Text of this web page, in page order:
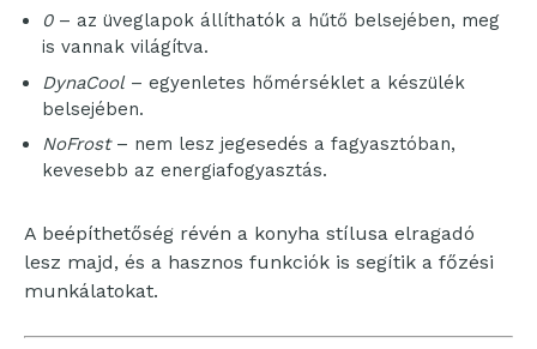
0– az üveglapok állíthatók a hűtő belsejében, meg
is vannak világítva.
DynaCool– egyenletes hőmérséklet a készülék
belsejében.
NoFrost– nem lesz jegesedés a fagyasztóban,
kevesebb az energiafogyasztás.
A beépíthetőség révén a konyha stílusa elragadó
lesz majd, és a hasznos funkciók is segítik a főzési
munkálatokat.